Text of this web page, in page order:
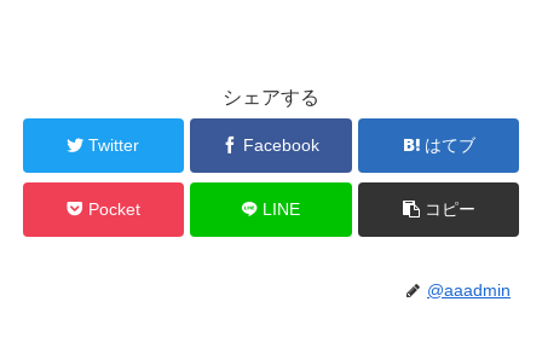
シェアする
Twitter Facebook はてブ
Pocket LINE コピー
@aaadmin